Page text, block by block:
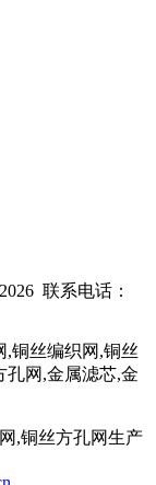
联系电话：
,铜丝编织网,铜丝
孔网,金属滤芯,金
,铜丝方孔网生产